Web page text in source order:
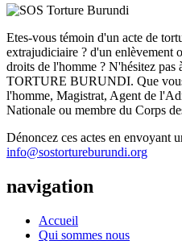
Etes-vous témoin d'un acte de
extrajudiciaire ? d'un enlèvement
droits de l'homme ? N'hésitez
TORTURE BURUNDI. Que
l'homme, Magistrat, Agent de
Nationale ou membre du Corps
Dénoncez ces actes en envoyant
info@sostortureburundi.org
navigation
Accueil
Qui sommes nous